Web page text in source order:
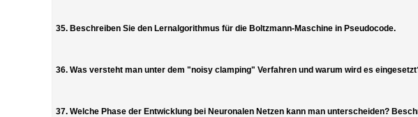
35. Beschreiben Sie den Lernalgorithmus für die Boltzmann-Maschine in Pseudocode.
36. Was versteht man unter dem "noisy clamping" Verfahren und warum wird es
37. Welche Phase der Entwicklung bei Neuronalen Netzen kann man unterscheiden?